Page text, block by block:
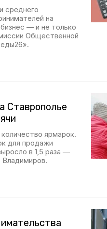
среднего
на
— и не только
Общественной
Ставрополье
ярмарок.
для продажи
в 1,5 раза —